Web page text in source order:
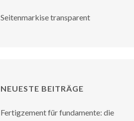
Seitenmarkise transparent
NEUESTE BEITRÄGE
Fertigzement für fundamente: die